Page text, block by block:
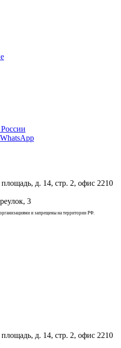
д. 14, стр. 2, офис 2210
3
и запрещены на территории РФ.
д. 14, стр. 2, офис 2210